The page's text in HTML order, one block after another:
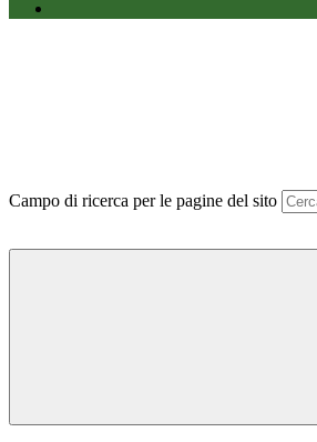
Campo di ricerca per le pagine del sito